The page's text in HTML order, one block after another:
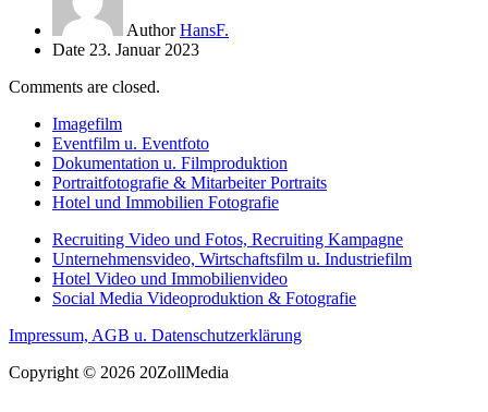
Author HansF.
Date 23. Januar 2023
Comments are closed.
Imagefilm
Eventfilm u. Eventfoto
Dokumentation u. Filmproduktion
Portraitfotografie & Mitarbeiter Portraits
Hotel und Immobilien Fotografie
Recruiting Video und Fotos, Recruiting Kampagne
Unternehmensvideo, Wirtschaftsfilm u. Industriefilm
Hotel Video und Immobilienvideo
Social Media Videoproduktion & Fotografie
Impressum, AGB u. Datenschutzerklärung
Copyright © 2026 20ZollMedia